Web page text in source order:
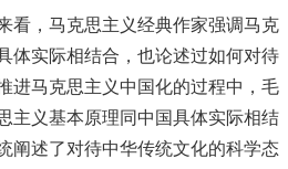
，马克思主义经典作家强调马克
体实际相结合，也论述过如何对待
进马克思主义中国化的过程中，毛
主义基本原理同中国具体实际相结
阐述了对待中华传统文化的科学态